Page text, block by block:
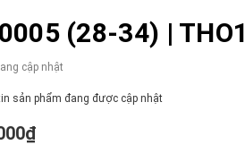
(28-34) | THO1
cập nhật
sản phẩm đang được cập nhật